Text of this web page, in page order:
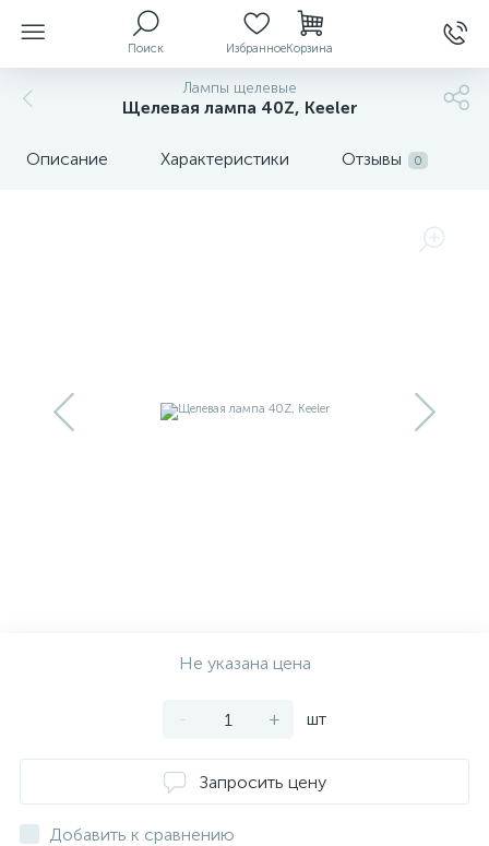
Поиск ИзбранноеКорзина
Лампы щелевые
Щелевая лампа 40Z, Keeler
Описание Характеристики Отзывы 0
Не указана цена
- + шт
Запросить цену
Добавить к сравнению